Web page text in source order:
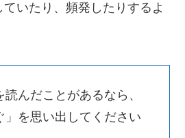
いたり、頻発したりするよ
読んだことがあるなら、
」を思い出してください